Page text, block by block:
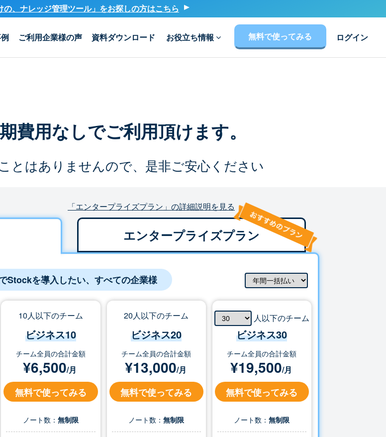
の、ナレッジ管理ツール」をお探しの方はこちら
ご利用企業様の声 資料ダウンロード お役立ち情報 無料で使ってみる ログイン
費用なしでご利用頂けます。
とはありませんので、是非ご安心ください
「エンタープライズプラン」の詳細説明を見る
エンタープライズプラン
Stockを導入したい、すべての企業様
10人以下のチーム
ビジネス10
チーム全員の合計金額
¥6,500/月
無料で使ってみる
ノート数： 無制限
20人以下のチーム
ビジネス20
チーム全員の合計金額
¥13,000/月
無料で使ってみる
ノート数：無制限
人以下のチーム
ビジネス30
チーム全員の合計金額
¥19,500/月
無料で使ってみる
ノート数：無制限